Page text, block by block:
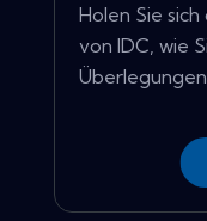
Holen Sie
von IDC, wie
Überlegungen